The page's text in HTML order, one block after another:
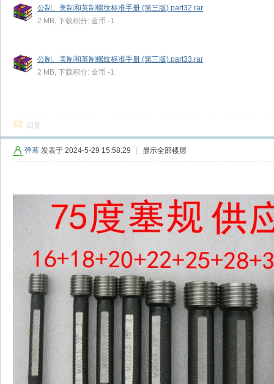
公制、美制和英制螺纹标准手册 (第三版).part32.rar
2 MB, 下载积分: 金币 -1
公制、美制和英制螺纹标准手册 (第三版).part33.rar
2 MB, 下载积分: 金币 -1
回复
弹幕 发表于 2024-5-29 15:58:29 显示全部楼层